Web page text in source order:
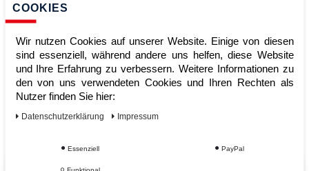
HINZUFÜGEN
Sofort lieferbar
Kauf auf Rechnung
COOKIES
Wir nutzen Cookies auf unserer Website. Einige von diesen
sind essenziell, während andere uns helfen, diese Website
und Ihre Erfahrung zu verbessern. Weitere Informationen zu
den von uns verwendeten Cookies und Ihren Rechten als
Nutzer finden Sie hier:
Daten­schutz­erklärung Impressum
Essenziell PayPal
Funktional